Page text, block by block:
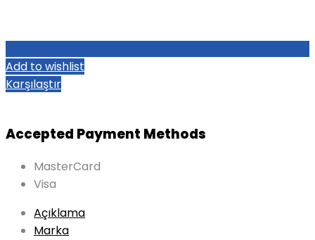
Add to wishlist
Karşılaştır
Accepted Payment Methods
MasterCard
Visa
Açıklama
Marka